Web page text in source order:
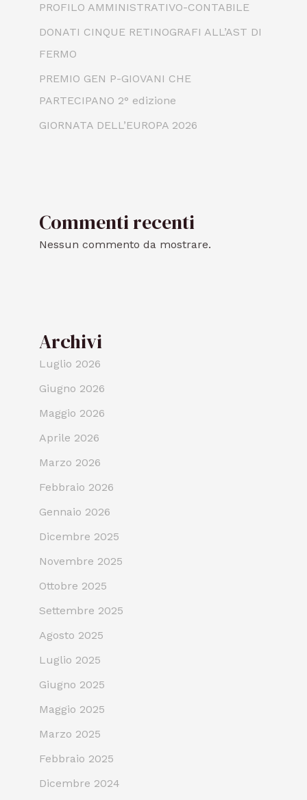
PROFILO AMMINISTRATIVO-CONTABILE
DONATI CINQUE RETINOGRAFI ALL’AST DI
FERMO
PREMIO GEN P-GIOVANI CHE
PARTECIPANO 2° edizione
GIORNATA DELL’EUROPA 2026
Commenti recenti
Nessun commento da mostrare.
Archivi
Luglio 2026
Giugno 2026
Maggio 2026
Aprile 2026
Marzo 2026
Febbraio 2026
Gennaio 2026
Dicembre 2025
Novembre 2025
Ottobre 2025
Settembre 2025
Agosto 2025
Luglio 2025
Giugno 2025
Maggio 2025
Marzo 2025
Febbraio 2025
Dicembre 2024